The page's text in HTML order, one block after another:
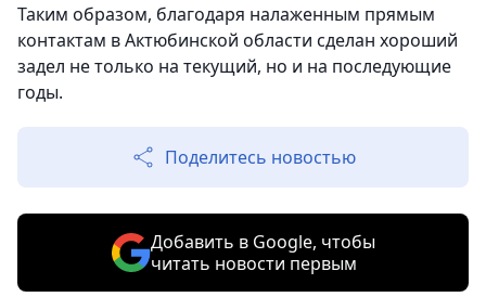
Таким образом, благодаря налаженным прямым
контактам в Актюбинской области сделан хороший
задел не только на текущий, но и на последующие
годы.
Поделитесь новостью
Добавить в Google, чтобы
читать новости первым